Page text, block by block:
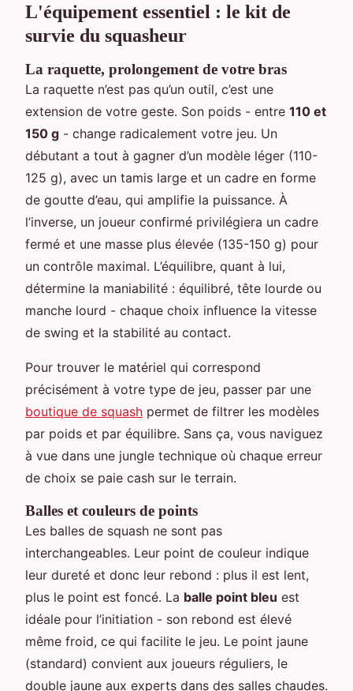
L'équipement essentiel : le kit de
survie du squasheur
La raquette, prolongement de votre bras
La raquette n’est pas qu’un outil, c’est une
extension de votre geste. Son poids - entre 110 et
150 g - change radicalement votre jeu. Un
débutant a tout à gagner d’un modèle léger (110-
125 g), avec un tamis large et un cadre en forme
de goutte d’eau, qui amplifie la puissance. À
l’inverse, un joueur confirmé privilégiera un cadre
fermé et une masse plus élevée (135-150 g) pour
un contrôle maximal. L’équilibre, quant à lui,
détermine la maniabilité : équilibré, tête lourde ou
manche lourd - chaque choix influence la vitesse
de swing et la stabilité au contact.
Pour trouver le matériel qui correspond
précisément à votre type de jeu, passer par une
boutique de squash permet de filtrer les modèles
par poids et par équilibre. Sans ça, vous naviguez
à vue dans une jungle technique où chaque erreur
de choix se paie cash sur le terrain.
Balles et couleurs de points
Les balles de squash ne sont pas
interchangeables. Leur point de couleur indique
leur dureté et donc leur rebond : plus il est lent,
plus le point est foncé. La balle point bleu est
idéale pour l’initiation - son rebond est élevé
même froid, ce qui facilite le jeu. Le point jaune
(standard) convient aux joueurs réguliers, le
double jaune aux experts dans des salles chaudes.